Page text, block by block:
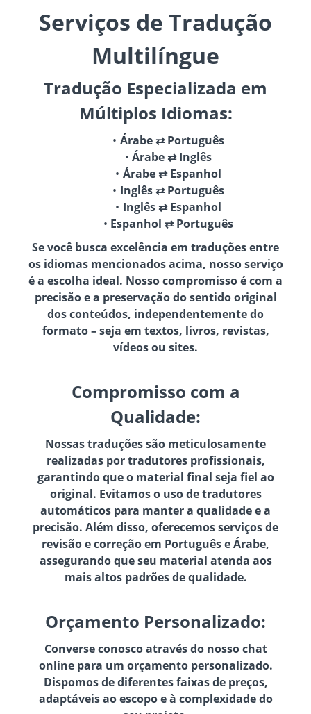
Serviços de Tradução
Multilíngue
Tradução Especializada em
Múltiplos Idiomas:
Árabe ⇄ Português
Árabe ⇄ Inglês
Árabe ⇄ Espanhol
Inglês ⇄ Português
Inglês ⇄ Espanhol
Espanhol ⇄ Português
Se você busca excelência em traduções entre
os idiomas mencionados acima, nosso serviço
é a escolha ideal. Nosso compromisso é com a
precisão e a preservação do sentido original
dos conteúdos, independentemente do
formato – seja em textos, livros, revistas,
vídeos ou sites.
Compromisso com a
Qualidade:
Nossas traduções são meticulosamente
realizadas por tradutores profissionais,
garantindo que o material final seja fiel ao
original. Evitamos o uso de tradutores
automáticos para manter a qualidade e a
precisão. Além disso, oferecemos serviços de
revisão e correção em Português e Árabe,
assegurando que seu material atenda aos
mais altos padrões de qualidade.
Orçamento Personalizado:
Converse conosco através do nosso chat
online para um orçamento personalizado.
Dispomos de diferentes faixas de preços,
adaptáveis ao escopo e à complexidade do